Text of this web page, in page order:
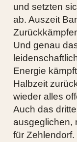
und setzten
ab. Auszeit
Und genau
Energie
Halbzeit
wieder alles
Auch das
ausgeglichen,
für Zehlendorf.